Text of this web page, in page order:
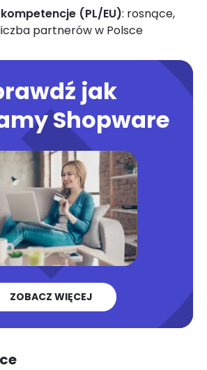
(PL/EU): rosnące,
partnerów w Polsce
jak
Shopware
ZOBACZ WIĘCEJ